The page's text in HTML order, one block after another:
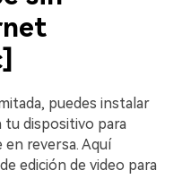
puedes instalar
dispositivo para
en reversa. Aquí
edición de video para